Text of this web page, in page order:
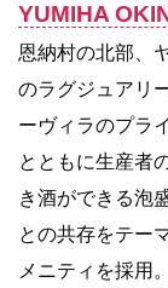
YUMIHA
恩納村の北部、
のラグジュアリ
ーヴィラのプラ
とともに生産者
き酒ができる泡
との共存をテー
メニティを採用。